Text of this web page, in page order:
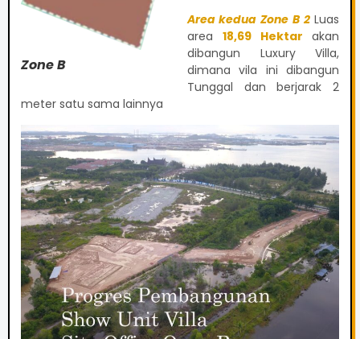
Zone B
Area kedua Zone B 2Luas
area 18,69 Hektarakan
dibangun Luxury Villa,
dimana vila ini dibangun
Tunggal dan berjarak 2
meter satu sama lainnya